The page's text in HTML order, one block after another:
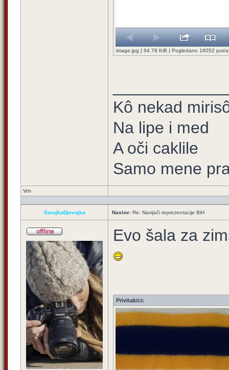
image.jpg [ 64.78 KiB | Pogledano 16052 put/
Kô nekad
Na lipe i med
A oči caklile
Samo mene
Vrh
SarajkaDjevojka Naslov: Re: Navijači reprezentacije BiH
Evo šala za
Privitak/ci: